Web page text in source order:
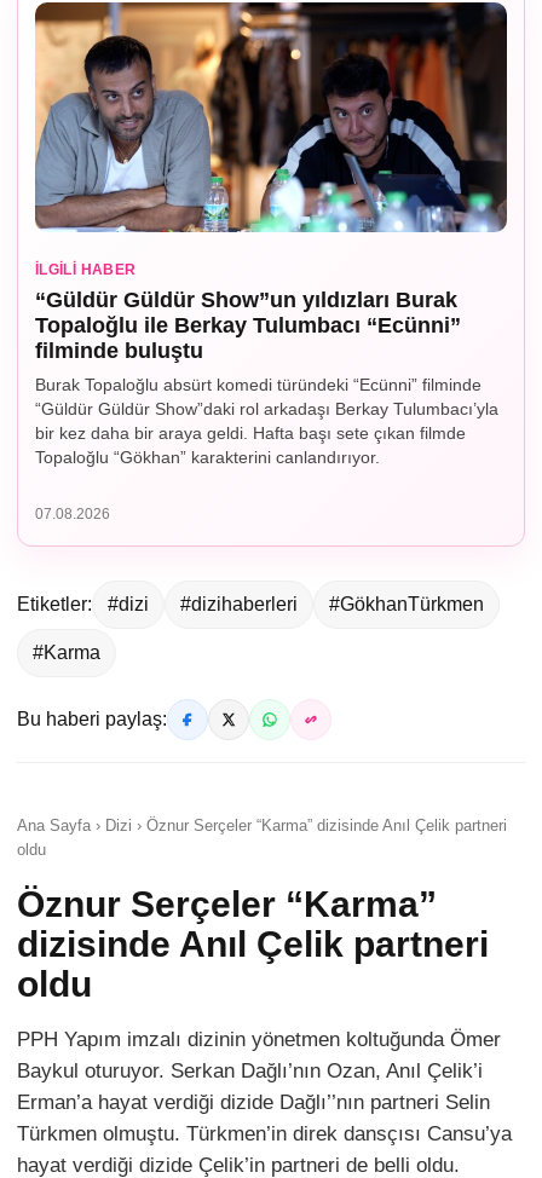
İLGILI HABER
“Güldür Güldür Show”un yıldızları Burak
Topaloğlu ile Berkay Tulumbacı “Ecünni”
filminde buluştu
Burak Topaloğlu absürt komedi türündeki “Ecünni” filminde
“Güldür Güldür Show”daki rol arkadaşı Berkay Tulumbacı’yla
bir kez daha bir araya geldi. Hafta başı sete çıkan filmde
Topaloğlu “Gökhan” karakterini canlandırıyor.
07.08.2026
Etiketler: #dizi #dizihaberleri #GökhanTürkmen
#Karma
Bu haberi paylaş:
Ana Sayfa › Dizi › Öznur Serçeler “Karma” dizisinde Anıl Çelik partneri
oldu
Öznur Serçeler “Karma”
dizisinde Anıl Çelik partneri
oldu
PPH Yapım imzalı dizinin yönetmen koltuğunda Ömer
Baykul oturuyor. Serkan Dağlı’nın Ozan, Anıl Çelik’i
Erman’a hayat verdiği dizide Dağlı’’nın partneri Selin
Türkmen olmuştu. Türkmen’in direk dansçısı Cansu’ya
hayat verdiği dizide Çelik’in partneri de belli oldu.